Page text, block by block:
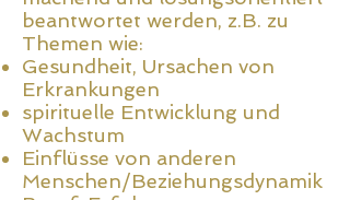
beantwortet werden, z.B. zu
Themen wie:
Gesundheit, Ursachen von
Erkrankungen
spirituelle Entwicklung und
Wachstum
Einflüsse von anderen
Menschen/Beziehungsdynamik